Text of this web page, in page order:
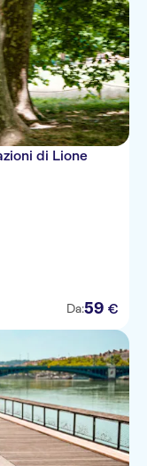
di Lione
Da:59 €